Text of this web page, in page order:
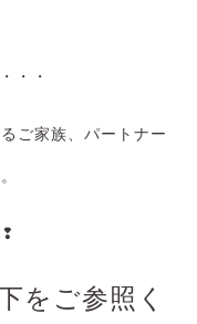
・・
ご家族、パートナー
をご参照く